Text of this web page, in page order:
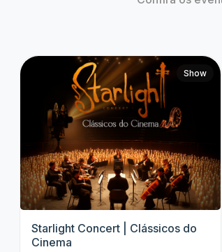
4 Amigos